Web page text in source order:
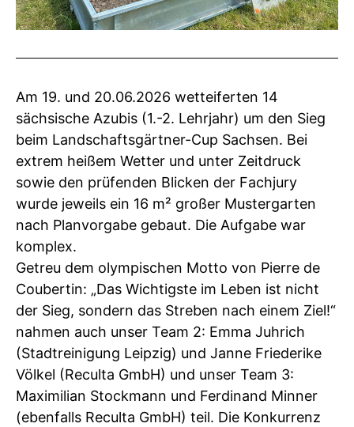
Am 19. und 20.06.2026 wetteiferten 14
sächsische Azubis (1.-2. Lehrjahr) um den Sieg
beim Landschaftsgärtner-Cup Sachsen. Bei
extrem heißem Wetter und unter Zeitdruck
sowie den prüfenden Blicken der Fachjury
wurde jeweils ein 16 m² großer Mustergarten
nach Planvorgabe gebaut. Die Aufgabe war
komplex.
Getreu dem olympischen Motto von Pierre de
Coubertin: „Das Wichtigste im Leben ist nicht
der Sieg, sondern das Streben nach einem Ziel!“
nahmen auch unser Team 2: Emma Juhrich
(Stadtreinigung Leipzig) und Janne Friederike
Völkel (Reculta GmbH) und unser Team 3:
Maximilian Stockmann und Ferdinand Minner
(ebenfalls Reculta GmbH) teil. Die Konkurrenz